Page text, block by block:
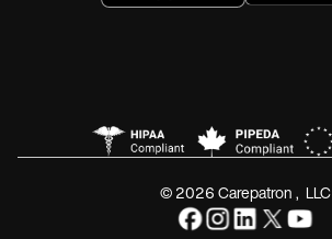
© 2026 Carepatron, LLC